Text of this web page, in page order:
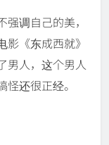
调自己的美，
《东成西就》
男人，这个男人
还很正经。